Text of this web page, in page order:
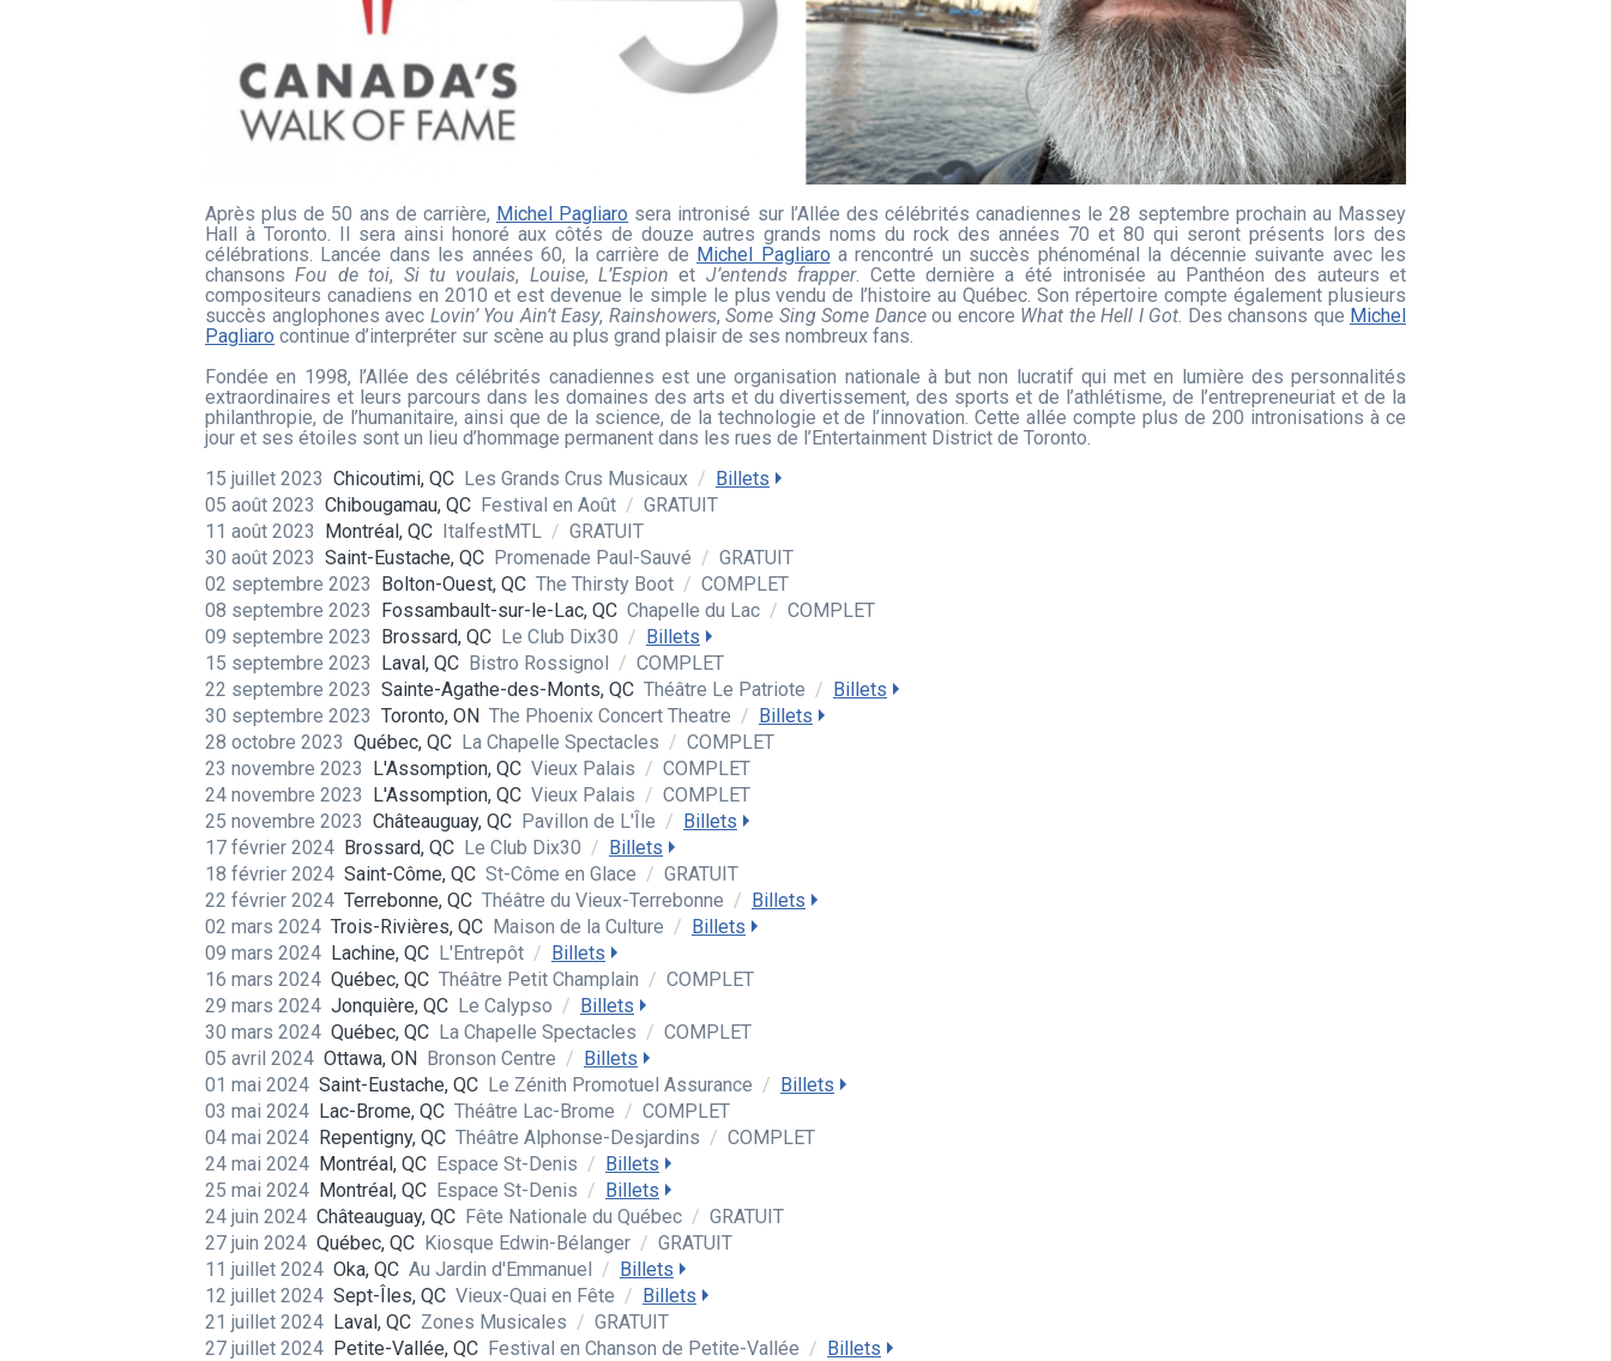
Après plus de 50 ans de carrière, Michel Pagliaro sera intronisé sur l’Allée des célébrités canadiennes le 28 septembre prochain au Massey
Hall à Toronto. Il sera ainsi honoré aux côtés de douze autres grands noms du rock des années 70 et 80 qui seront présents lors des
célébrations. Lancée dans les années 60, la carrière de Michel Pagliaro a rencontré un succès phénoménal la décennie suivante avec les
chansonsFou de toi, Si tu voulais, Louise,L’Espion et J’entends frapper. Cette dernière a été intronisée au Panthéon des auteurs et
compositeurs canadiens en 2010 et est devenue le simple le plus vendu de l’histoire au Québec. Son répertoire compte également plusieurs
succès anglophones avec Lovin’ You Ain’t Easy, Rainshowers, Some Sing Some Danceou encore What the Hell I Got. Des chansons que Michel
Pagliaro continue d’interpréter sur scène au plus grand plaisir de ses nombreux fans.
Fondée en 1998, l’Allée des célébrités canadiennes est une organisation nationale à but non lucratif qui met en lumière des personnalités
extraordinaires et leurs parcours dans les domaines des arts et du divertissement, des sports et de l’athlétisme, de l’entrepreneuriat et de la
philanthropie, de l’humanitaire, ainsi que de la science, de la technologie et de l’innovation. Cette allée compte plus de 200 intronisations à ce
jour et ses étoiles sont un lieu d’hommage permanent dans les rues de l’Entertainment District de Toronto.
15 juillet 2023 Chicoutimi, QC Les Grands Crus Musicaux / Billets
05 août 2023 Chibougamau, QC Festival en Août / GRATUIT
11 août 2023 Montréal, QC ItalfestMTL / GRATUIT
30 août 2023 Saint-Eustache, QC Promenade Paul-Sauvé / GRATUIT
02 septembre 2023 Bolton-Ouest, QC The Thirsty Boot / COMPLET
08 septembre 2023 Fossambault-sur-le-Lac, QC Chapelle du Lac / COMPLET
09 septembre 2023 Brossard, QC Le Club Dix30 / Billets
15 septembre 2023 Laval, QC Bistro Rossignol / COMPLET
22 septembre 2023 Sainte-Agathe-des-Monts, QC Théâtre Le Patriote / Billets
30 septembre 2023 Toronto, ON The Phoenix Concert Theatre / Billets
28 octobre 2023 Québec, QC La Chapelle Spectacles / COMPLET
23 novembre 2023 L'Assomption, QC Vieux Palais / COMPLET
24 novembre 2023 L'Assomption, QC Vieux Palais / COMPLET
25 novembre 2023 Châteauguay, QC Pavillon de L'Île / Billets
17 février 2024 Brossard, QC Le Club Dix30 / Billets
18 février 2024 Saint-Côme, QC St-Côme en Glace / GRATUIT
22 février 2024 Terrebonne, QC Théâtre du Vieux-Terrebonne / Billets
02 mars 2024 Trois-Rivières, QC Maison de la Culture / Billets
09 mars 2024 Lachine, QC L'Entrepôt / Billets
16 mars 2024 Québec, QC Théâtre Petit Champlain / COMPLET
29 mars 2024 Jonquière, QC Le Calypso / Billets
30 mars 2024 Québec, QC La Chapelle Spectacles / COMPLET
05 avril 2024 Ottawa, ON Bronson Centre / Billets
01 mai 2024 Saint-Eustache, QC Le Zénith Promotuel Assurance / Billets
03 mai 2024 Lac-Brome, QC Théâtre Lac-Brome / COMPLET
04 mai 2024 Repentigny, QC Théâtre Alphonse-Desjardins / COMPLET
24 mai 2024 Montréal, QC Espace St-Denis / Billets
25 mai 2024 Montréal, QC Espace St-Denis / Billets
24 juin 2024 Châteauguay, QC Fête Nationale du Québec / GRATUIT
27 juin 2024 Québec, QC Kiosque Edwin-Bélanger / GRATUIT
11 juillet 2024 Oka, QC Au Jardin d'Emmanuel / Billets
12 juillet 2024 Sept-Îles, QC Vieux-Quai en Fête / Billets
21 juillet 2024 Laval, QC Zones Musicales / GRATUIT
27 juillet 2024 Petite-Vallée, QC Festival en Chanson de Petite-Vallée / Billets